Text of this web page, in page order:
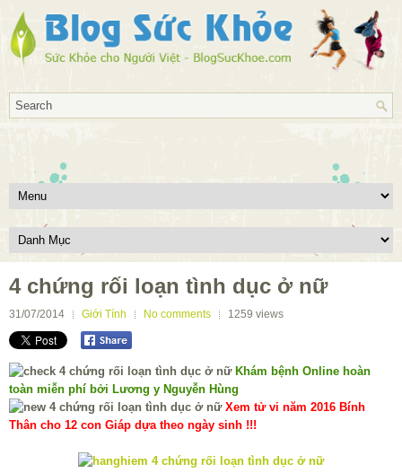
4 chứng rối loạn tình dục ở nữ
31/07/2014 Giới Tính No comments 1259 views
Khám bệnh Online hoàn
toàn miễn phí bởi Lương y Nguyễn Hùng
Xem tử vi năm 2016 Bính
Thân cho 12 con Giáp dựa theo ngày sinh !!!